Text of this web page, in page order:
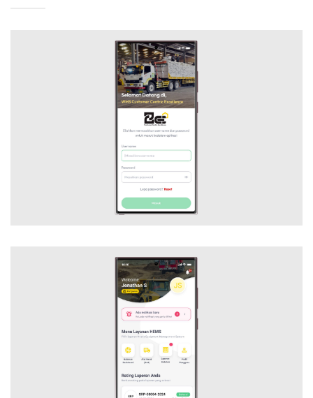
PETROKIMIA – 2CE MOBILE
Mobile Application
WMS ALBER MOBILE
Mobile Application